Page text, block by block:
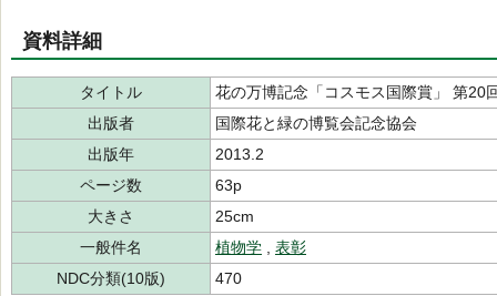
資料詳細
タイトル
花の万博記念「コスモス国際賞」 第20
出版者
国際花と緑の博覧会記念協会
出版年
2013.2
ページ数
63p
大きさ
25cm
一般件名
植物学
表彰
NDC分類(10版)
470